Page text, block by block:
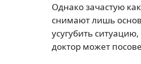
Однако зачастую
снимают лишь
усугубить
доктор может